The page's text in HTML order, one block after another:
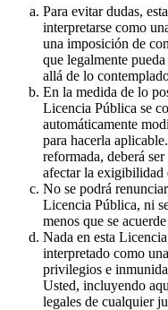
Para evitar dudas,
interpretarse como
una imposición de
que legalmente
allá de lo
En la medida de lo
Licencia Pública se
automáticamente
para hacerla
reformada, deberá
afectar la exigibilidad
No se podrá
Licencia Pública, ni
menos que se
Nada en esta
interpretado como
privilegios e
Usted, incluyendo
legales de cualquier